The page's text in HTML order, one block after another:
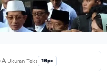
A Ukuran Teks 16px